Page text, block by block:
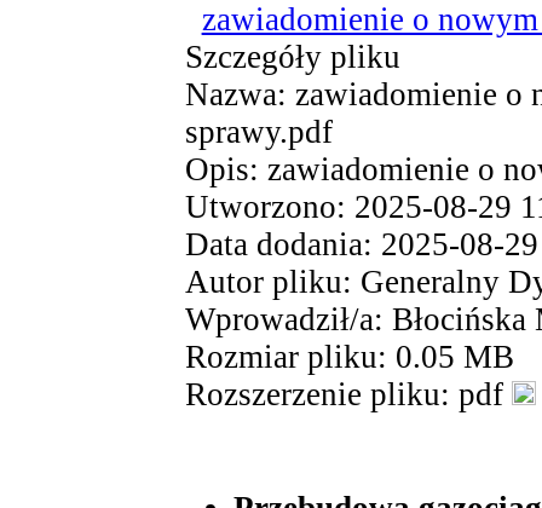
zawiadomienie o
Szczegóły pliku
Nazwa: zawiadomienie o
sprawy.pdf
Opis: zawiadomienie o
Utworzono: 2025-08-29
Data dodania: 2025-08-
Autor pliku: Generalny
Wprowadził/a: Błocińska
Rozmiar pliku: 0.05 MB
Rozszerzenie pliku: pdf